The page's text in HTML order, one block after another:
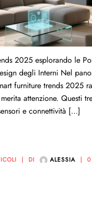
2025 esplorando le
degli Interni Nel
furniture trends 2025
attenzione. Questi
e connettività […]
DI ALESSIA